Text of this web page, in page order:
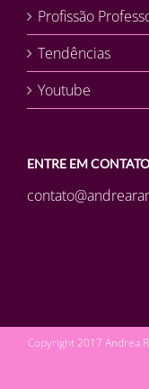
Profissão
Tendências
Youtube
ENTRE EM CONTATO
Copyright 2017 Andrea